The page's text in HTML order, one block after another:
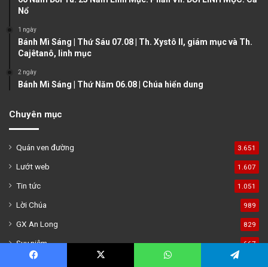
g
Nổ
1 ngày
Bánh Mì Sáng | Thứ Sáu 07.08 | Th. Xystô II, giám mục và Th.
Cajêtanô, linh mục
2 ngày
Bánh Mì Sáng | Thứ Năm 06.08 | Chúa hiển dung
Chuyên mục
Quán ven đường 3.651
Lướt web 1.607
Tin tức 1.051
Lời Chúa 989
GX An Long 829
Suy niệm 667
Văn – Nghệ